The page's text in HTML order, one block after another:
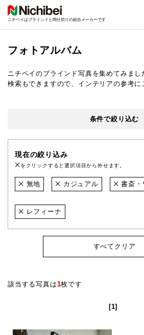
ニチベイはブラインドと間仕切りの総合メーカーです
フォトアルバム
ニチベイのブラインド写真を集めてみまし
検索もできますので、インテリアの参考に
条件で絞り込む
現在の絞り込み
をクリックすると選択項目から外せます。
無地 カジュアル 書斎・
レフィーナ
すべてクリア
該当する写真は1枚です
[1]